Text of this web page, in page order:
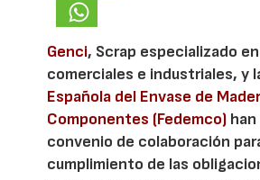
Genci, Scrap especializado
comerciales e industriales, y
Española del Envase de
Componentes (Fedemco)
convenio de colaboración
cumplimiento de las